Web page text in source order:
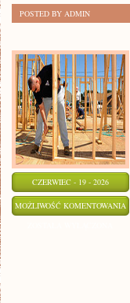
POSTED BY ADMIN
CZERWIEC - 19 - 2026
MOŻLIWOŚĆ KOMENTOWANIA